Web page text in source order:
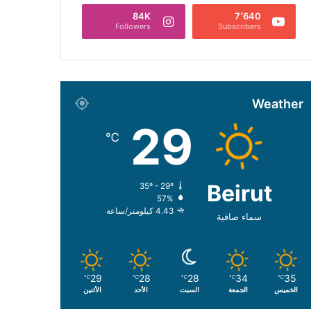
7٬640
Subscribers
84K
Followers
Weather
Beirut
سماء صافية
29
℃
35º - 29º
57%
4.43 كيلومتر/ساعة
35
℃
الخميس
34
℃
الجمعة
28
℃
السبت
28
℃
الأحد
29
℃
الأثنين